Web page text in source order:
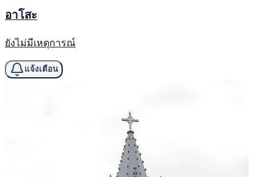
อาโสะ
ยังไม่มีเหตุการณ์
แจ้งเตือน